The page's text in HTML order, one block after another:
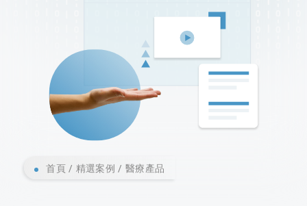
首頁 精選案例 醫療產品